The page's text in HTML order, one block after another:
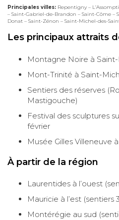
Principales villes: Repentigny –
– Saint-Gabriel-de-Brandon – Saint-Côme –
Donat – Saint-Zénon – Saint-Michel-des-
Les principaux attraits
Montagne Noire à
Mont-Trinité à Saint-
Sentiers des réserves
Mastigouche)
Festival des sculptures
février
Musée Gilles Villeneuve
À partir de la région
Laurentides à l’ouest
Mauricie à l’est (sentiers
Montérégie au sud